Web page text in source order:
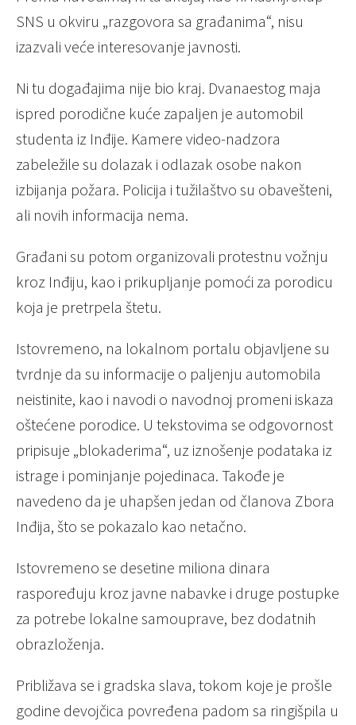
SNS u okviru „razgovora sa građanima“, nisu
izazvali veće interesovanje javnosti.
Ni tu događajima nije bio kraj. Dvanaestog maja
ispred porodične kuće zapaljen je automobil
studenta iz Inđije. Kamere video-nadzora
zabeležile su dolazak i odlazak osobe nakon
izbijanja požara. Policija i tužilaštvo su obavešteni,
ali novih informacija nema.
Građani su potom organizovali protestnu vožnju
kroz Inđiju, kao i prikupljanje pomoći za porodicu
koja je pretrpela štetu.
Istovremeno, na lokalnom portalu objavljene su
tvrdnje da su informacije o paljenju automobila
neistinite, kao i navodi o navodnoj promeni iskaza
oštećene porodice. U tekstovima se odgovornost
pripisuje „blokaderima“, uz iznošenje podataka iz
istrage i pominjanje pojedinaca. Takođe je
navedeno da je uhapšen jedan od članova Zbora
Inđija, što se pokazalo kao netačno.
Istovremeno se desetine miliona dinara
raspoređuju kroz javne nabavke i druge postupke
za potrebe lokalne samouprave, bez dodatnih
obrazloženja.
Približava se i gradska slava, tokom koje je prošle
godine devojčica povređena padom sa ringišpila u